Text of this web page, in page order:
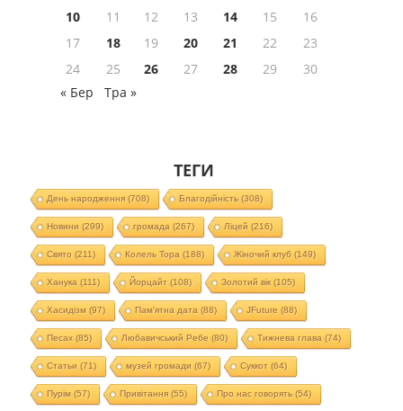
10
11 12 13 14 15
16
17
18 19 20 21 22
23
24
25 26 27 28 29
30
« Бер
Тра »
ТЕГИ
День народження(708) Благодійність (308)
Новини (299) громада (267) Ліцей (216)
Свято (211) Колель Тора (188) Жіночий клуб (149)
Ханука (111) Йорцайт (108) Золотий вік(105)
Хасидізм (97) Пам'ятна дата (88) JFuture (88)
Песах(85) Любавичський Ребе (80) Тижнева глава (74)
Статьи (71) музей громади (67) Суккот (64)
Пурім (57) Привітання(55) Про нас говорять (54)